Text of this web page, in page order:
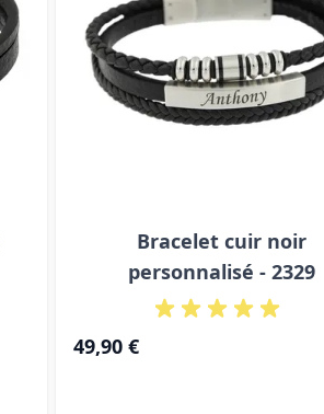
Bracelet cuir noir
personnalisé - 2329
49,90 €